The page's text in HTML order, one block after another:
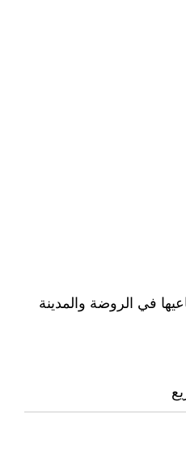
في الروضة والمدينة